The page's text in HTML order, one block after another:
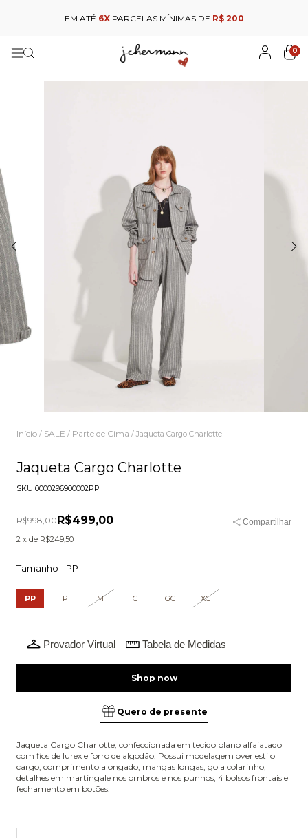
EM ATÉ 6XPARCELAS MÍNIMAS DE R$ 200
0
Início / SALE / Parte de Cima / Jaqueta Cargo Charlotte
Jaqueta Cargo Charlotte
SKU 0000296900002PP
R$998,00 R$499,00
Compartilhar
2 x de R$249,50
Tamanho - PP
PP P M G GG XG
Provador Virtual Tabela de Medidas
Quero de presente
Jaqueta Cargo Charlotte, confeccionada em tecido plano alfaiatado
com fios de lurex e forro de algodão. Possui modelagem over estilo
cargo, comprimento alongado, mangas longas, gola colarinho,
detalhes em martingale nos ombros e nos punhos, 4 bolsos frontais e
fechamento em botões.